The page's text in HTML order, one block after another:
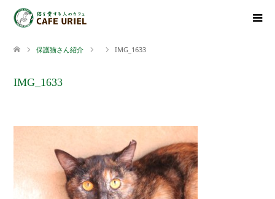
保護猫さん紹介 IMG_1633
IMG_1633